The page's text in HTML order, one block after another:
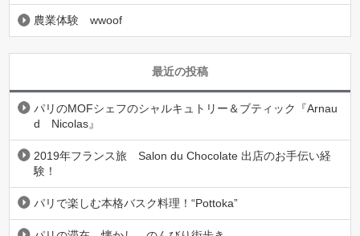
農業体験 wwoof
最近の投稿
パリのMOFシェフのシャルキュトリー＆ブティック『Arnau
d Nicolas』
2019年フランス旅 Salon du Chocolate 出店のお手伝い経
験！
パリで楽しむ本格バスク料理！“Pottoka”